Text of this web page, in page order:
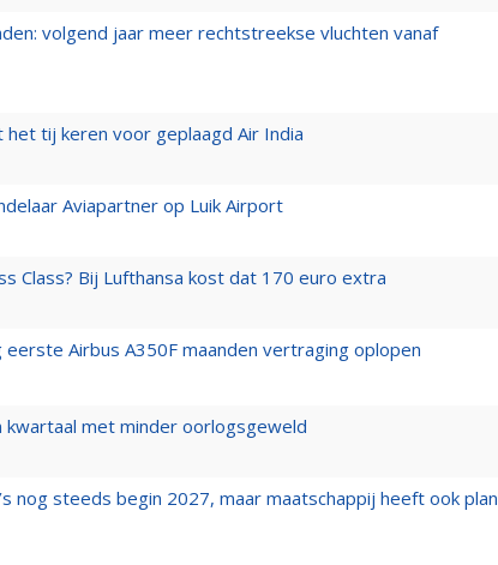
volgend jaar meer rechtstreekse vluchten vanaf
het tij keren voor geplaagd Air India
Aviapartner op Luik Airport
Class? Bij Lufthansa kost dat 170 euro extra
eerste Airbus A350F maanden vertraging oplopen
kwartaal met minder oorlogsgeweld
nog steeds begin 2027, maar maatschappij heeft ook plan